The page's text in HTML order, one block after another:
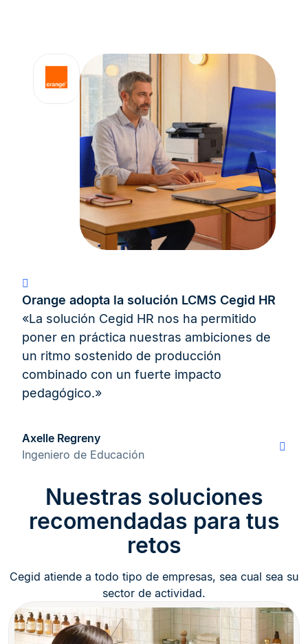
Orange adopta la solución LCMS Cegid HR
«La solución Cegid HR nos ha permitido
poner en práctica nuestras ambiciones de
un ritmo sostenido de producción
combinado con un fuerte impacto
pedagógico.»
Axelle Regreny
Ingeniero de Educación
Nuestras soluciones
recomendadas para tus
retos
Cegid atiende a todo tipo de empresas, sea cual sea su
sector de actividad.